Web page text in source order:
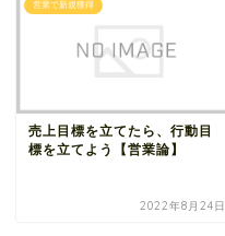
営業で新規獲得
売上目標を立てたら、行動目
標を立てよう【営業論】
2022年8月24日